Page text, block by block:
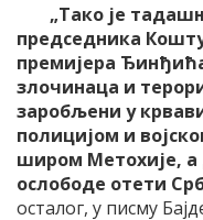
„Тако је
председника
премијера
злочинаца и
заробљени у
полицијом и
широм Метохије, а
ослободе отети
осталог, у писму